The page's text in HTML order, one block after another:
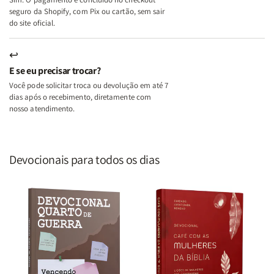
seguro da Shopify, com Pix ou cartão, sem sair
do site oficial.
↩
E se eu precisar trocar?
Você pode solicitar troca ou devolução em até 7
dias após o recebimento, diretamente com
nosso atendimento.
Devocionais para todos os dias